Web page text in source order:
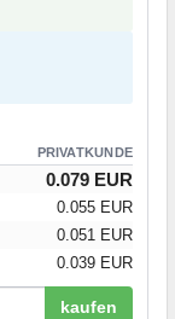
PRIVATKUNDE
0.079 EUR
0.055 EUR
0.051 EUR
0.039 EUR
kaufen